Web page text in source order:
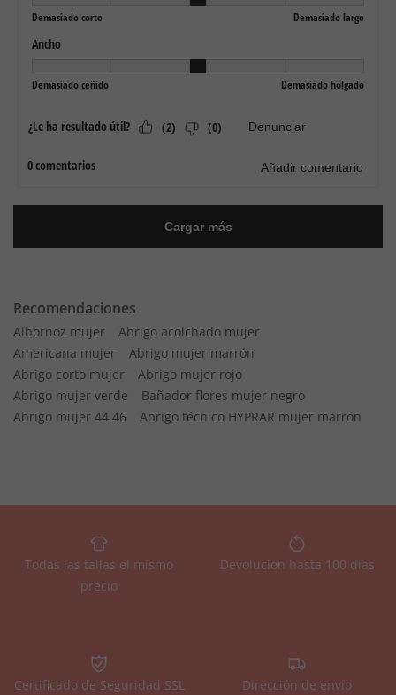
Recomendaciones
Albornoz mujer
Abrigo acolchado mujer
Americana mujer
Abrigo mujer marrón
Abrigo corto mujer
Abrigo mujer rojo
Abrigo mujer verde
Bañador flores mujer negro
Abrigo mujer 44 46
Abrigo técnico HYPRAR mujer marrón
Todas las tallas el mismo
precio
Devolución hasta 100 días
Certificado de Seguridad SSL
Dirección de envío